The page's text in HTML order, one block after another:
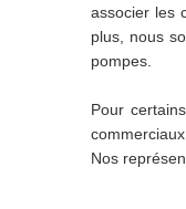
associer les
plus, nous
pompes.
Pour
Nos